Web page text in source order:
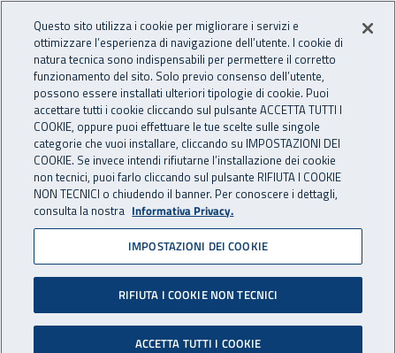
INAIL - Istituto Nazionale
Apri cerca
Navigazione principale
Navigazione - Ti trovi in:
Home Inail comunica Avvisi
Contact center Inail: da
gennaio 2018 è attivo un
nuovo numero telefonico
Dal 1° gennaio 2018 il numero del Contact
center è 06.6001.
Questo sito utilizza i cookie per migliorare i servizi e
ottimizzare l’esperienza di navigazione dell’utente. I cookie di
natura tecnica sono indispensabili per permettere il corretto
funzionamento del sito. Solo previo consenso dell’utente,
possono essere installati ulteriori tipologie di cookie. Puoi
accettare tutti i cookie cliccando sul pulsante ACCETTA TUTTI I
COOKIE, oppure puoi effettuare le tue scelte sulle singole
categorie che vuoi installare, cliccando su IMPOSTAZIONI DEI
COOKIE. Se invece intendi rifiutarne l’installazione dei cookie
non tecnici, puoi farlo cliccando sul pulsante RIFIUTA I COOKIE
NON TECNICI o chiudendo il banner. Per conoscere i dettagli,
consulta la nostra Informativa Privacy.
IMPOSTAZIONI DEI COOKIE
RIFIUTA I COOKIE NON TECNICI
ACCETTA TUTTI I COOKIE